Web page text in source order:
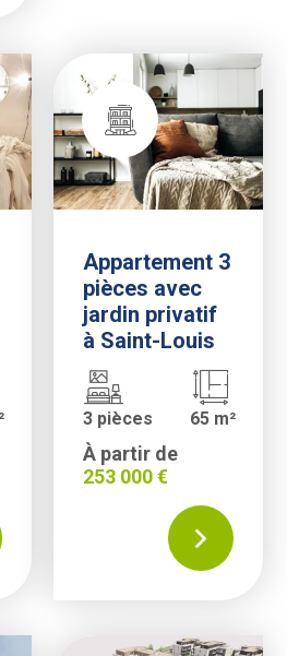
Appartement 3
pièces avec
jardin privatif
à Saint-Louis
3 pièces 65 m²
À partir de
253 000 €